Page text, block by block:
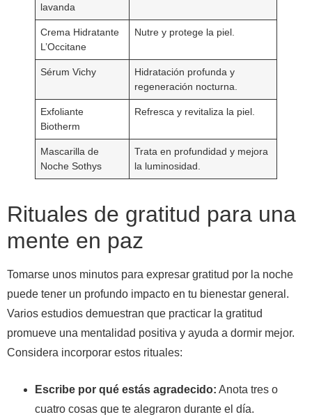
lavanda
Crema Hidratante
L’Occitane
Nutre y protege la piel.
Sérum Vichy
Hidratación profunda y
regeneración nocturna.
Exfoliante
Biotherm
Refresca y revitaliza la piel.
Mascarilla de
Noche Sothys
Trata en profundidad y mejora
la luminosidad.
Rituales de gratitud para una
mente en paz
Tomarse unos minutos para expresar gratitud por la noche
puede tener un profundo impacto en tu bienestar general.
Varios estudios demuestran que practicar la gratitud
promueve una mentalidad positiva y ayuda a dormir mejor.
Considera incorporar estos rituales:
Escribe por qué estás agradecido: Anota tres o
cuatro cosas que te alegraron durante el día.